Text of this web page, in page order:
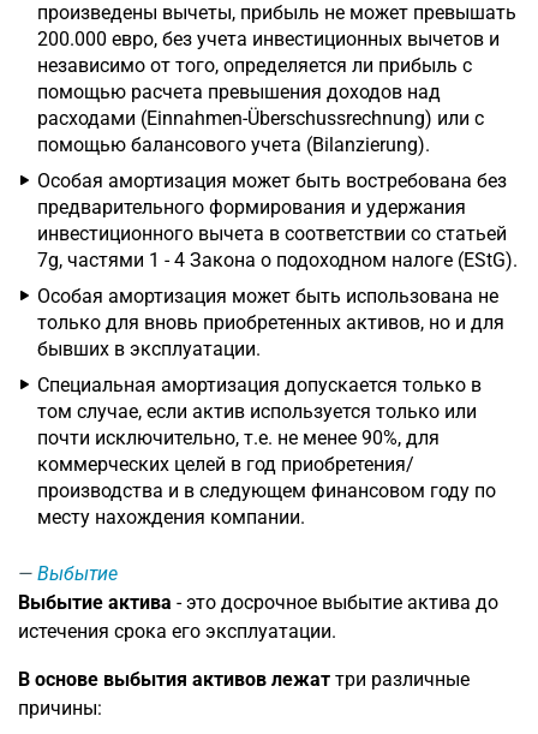
произведены вычеты, прибыль не может превышать
200.000 евро, без учета инвестиционных вычетов и
независимо от того, определяется ли прибыль с
помощью расчета превышения доходов над
расходами (Einnahmen-Überschussrechnung) или с
помощью балансового учета (Bilanzierung).
Особая амортизация может быть востребована без
предварительного формирования и удержания
инвестиционного вычета в соответствии со статьей
7g, частями 1 - 4 Закона о подоходном налоге (EStG).
Особая амортизация может быть использована не
только для вновь приобретенных активов, но и для
бывших в эксплуатации.
Специальная амортизация допускается только в
том случае, если актив используется только или
почти исключительно, т.е. не менее 90%, для
коммерческих целей в год приобретения/
производства и в следующем финансовом году по
месту нахождения компании.
Выбытие
Выбытие актива - это досрочное выбытие актива до
истечения срока его эксплуатации.
В основе выбытия активов лежат три различные
причины: